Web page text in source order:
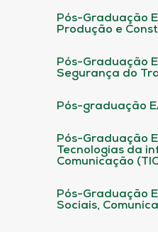
Pós-Graduação
Produção e
Pós-Graduação
Segurança do
Pós-graduação
Pós-Graduação
Tecnologias da
Comunicação
Pós-Graduação
Sociais,